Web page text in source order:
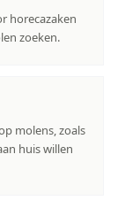
horecazaken
zoeken.
molens, zoals
huis willen